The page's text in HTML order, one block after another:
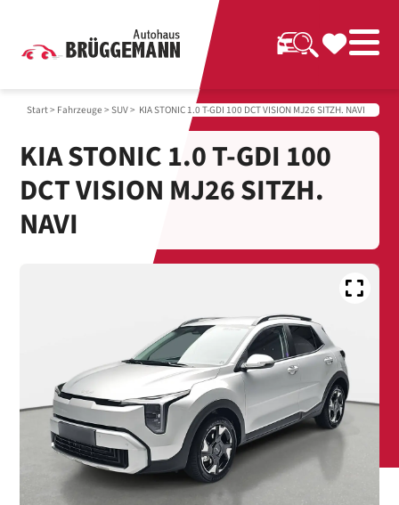
Start> Fahrzeuge > SUV> KIA STONIC 1.0 T-GDI 100 DCT VISION MJ26 SITZH. NAVI
KIA STONIC 1.0 T-GDI 100
DCT VISION MJ26 SITZH.
NAVI